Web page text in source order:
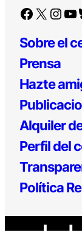
Facebook X Instagram YouTube
Sobre el
Prensa
Hazte
Alquiler
Perfil del
Política